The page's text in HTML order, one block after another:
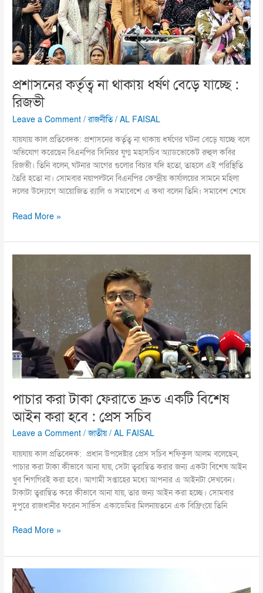
প্রশাসনের কর্তৃত্ব না থাকায় ধর্ষণ বেড়ে যাচ্ছে :
রিজভী
Leave a Comment /রাজনীতি/AL FAISAL
যায়যায় কাল প্রতিবেদক: প্রশাসনের কর্তৃত্ব না থাকায় ধর্ষণের ঘটনা বেড়ে যাচ্ছে বলে
অভিযোগ করেছেন বিএনপির সিনিয়র যুগ্ম মহাসচিব অ্যাডভোকেট রুহুল কবির
রিজভী। তিনি বলেন, ঘটনার আগের গুলোর বিচার যদি হতো, তাহলে এই পরিস্থিতি
তৈরি হতো না। সোমবার নয়াপল্টনে বিএনপির কেন্দ্রীয় কার্যালয়ের সামনে মহিলা
দলের উদ্যোগে আয়োজিত র‍্যালি ও সমাবেশে এ কথা বলেন তিনি। সমাবেশ শেষে
বেড়ে
যাচ্ছে
রিজভী
Read More »
পাচার করা টাকা ফেরাতে দ্রুত একটি বিশেষ
আইন করা হবে : প্রেস সচিব
Leave a Comment /জাতীয়/AL FAISAL
যায়যায় কাল প্রতিবেদক: প্রধান উপদেষ্টার প্রেস সচিব শফিকুল আলম বলেছেন,
পাচার করা টাকা কীভাবে আনা যায়, সেটা ত্বরান্বিত করার জন্য একটা বিশেষ আইন
খুব শিগগিরই করা হবে। আগামী সপ্তাহের মধ্যে আপনার এ আইনটা দেখবেন।
টাকাটা ত্বরান্বিত করে কীভাবে আনা যায়, তার জন্য আইন করা হচ্ছে। সোমবার
দুপুরে রাজধানীর ফরেন সার্ভিস একাডেমির মিলনায়তনে এক বিফ্রিংয়ে তিনি
পাচার
করা
টাকা
ফেরাতে
দ্রুত
একটি
বিশেষ
আইন
করা
হবে
প্রেস
সচিব
Read More »
শেরপুরে
ধর্ষণ,